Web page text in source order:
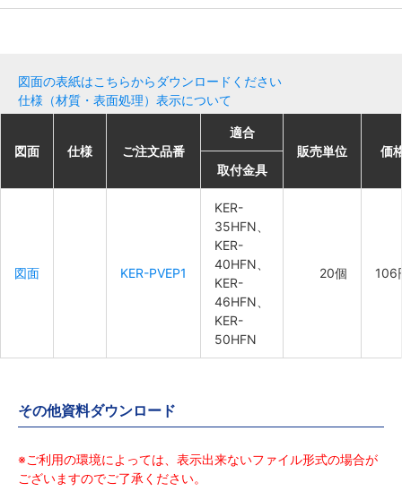
図面の表紙はこちらからダウンロードください
仕様（材質・表面処理）表示について
図面 仕様 ご注文品番
適合
販売単位
価
取付金具
図面 KER-PVEP1
KER-
35HFN、
KER-
40HFN、
KER-
46HFN、
KER-
50HFN
20個 106
図面 仕様 ご注文品番
適合
販売単位
価
取付金具
図面 KER-PVEP1
KER-
35HFN、
KER-
40HFN、
KER-
46HFN、
KER-
50HFN
20個 106
図面 仕様 ご注文品番
適合
販売単位
価
取付金具
図面 KER-PVEP1
KER-
35HFN、
KER-
40HFN、
KER-
46HFN、
KER-
50HFN
20個 106
図面 仕様 ご注文品番
適合
販売単位
価
取付金具
図面 KER-PVEP1
KER-
35HFN、
KER-
40HFN、
KER-
46HFN、
KER-
50HFN
20個 106
その他資料ダウンロード
※ご利用の環境によっては、表示出来ないファイル形式の場合が
ございますのでご了承ください。